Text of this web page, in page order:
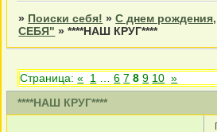
» Поиски себя! »С днем
СЕБЯ" »****НАШ КРУГ****
****НАШ КРУГ****
Страница:« 1 6 7 8 9 10 »